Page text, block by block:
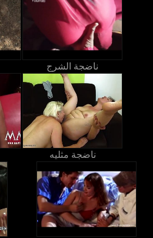
ناضجة الشرج
ناضجة مثليه